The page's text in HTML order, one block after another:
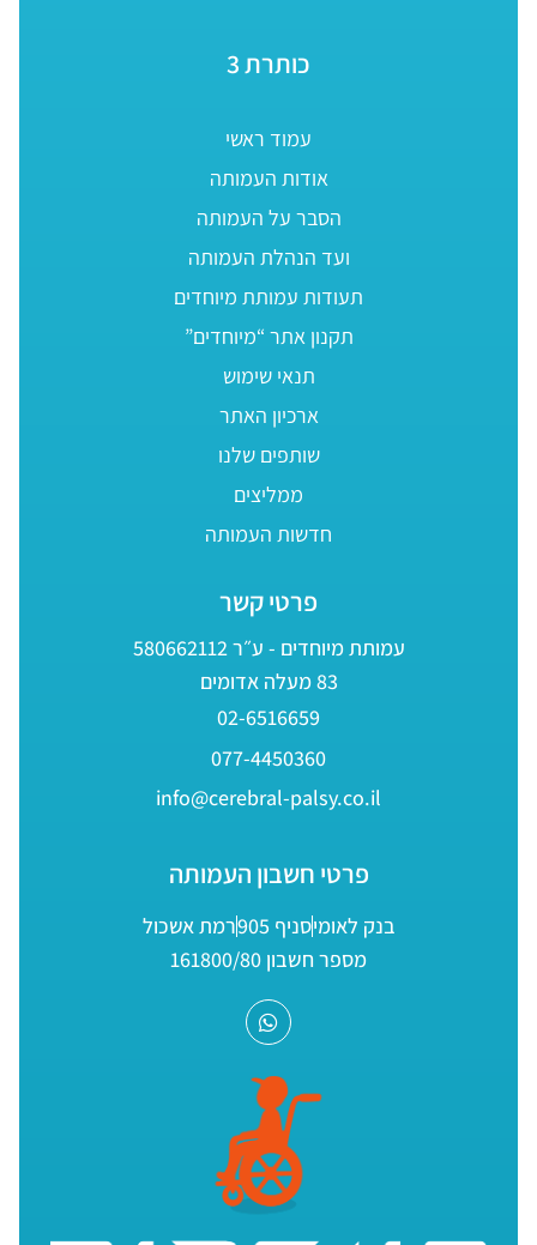
כותרת 3
עמוד ראשי
אודות העמותה
הסבר על העמותה
ועד הנהלת העמותה
תעודות עמותת מיוחדים
תקנון אתר “מיוחדים”
תנאי שימוש
ארכיון האתר
שותפים שלנו
ממליצים
חדשות העמותה
פרטי קשר
עמותת מיוחדים - ע״ר 580662112
83 מעלה אדומים
02-6516659
077-4450360
info@cerebral-palsy.co.il
פרטי חשבון העמותה
בנק לאומיסניף 905
רמת אשכול
מספר חשבון 161800/80